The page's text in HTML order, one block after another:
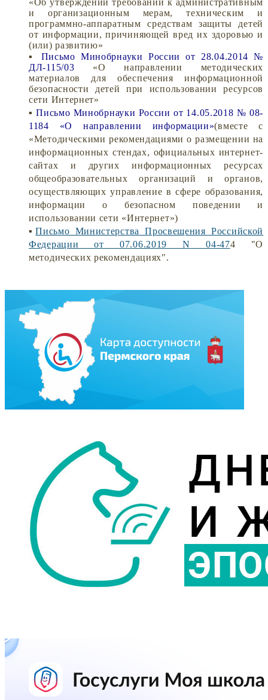
и организационным мерам, техническим и
программно-аппаратным средствам защиты детей
от информации, причиняющей вред их здоровью и
(или) развитию»
▪ Письмо Минобрнауки России от 28.04.2014 №
ДЛ-115/03 «О направлении методических
материалов для обеспечения информационной
безопасности детей при использовании ресурсов
сети Интернет»
▪Письмо Минобрнауки России от 14.05.2018 № 08-
1184 «О направлении информации»(вместе с
«Методическими рекомендациями о размещении на
информационных стендах, официальных интернет-
сайтах и других информационных ресурсах
общеобразовательных организаций и органов,
осуществляющих управление в сфере образования,
информации о безопасном поведении и
использовании сети «Интернет»)
▪Письмо Министерства Просвещения Российской
Федерации от 07.06.2019 N 04-474 "О
методических рекомендациях".